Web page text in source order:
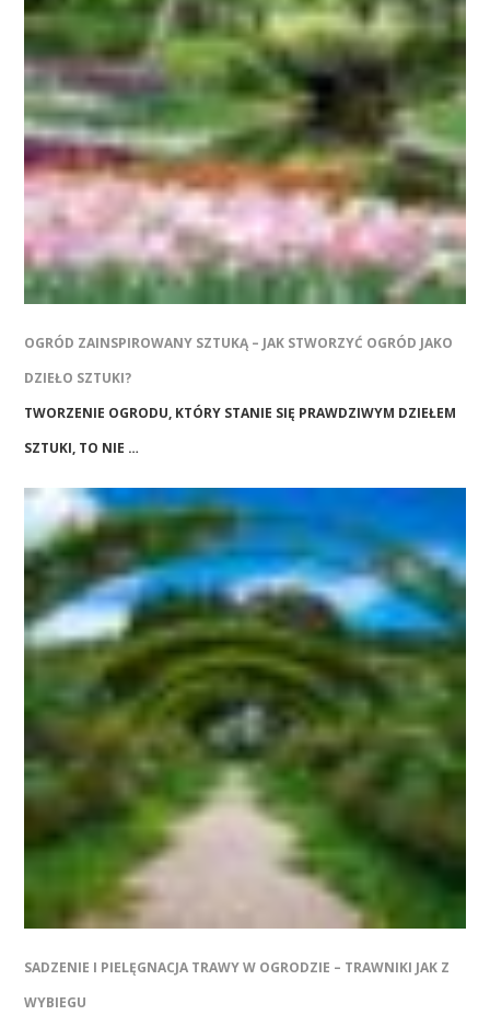
OGRÓD ZAINSPIROWANY SZTUKĄ – JAK STWORZYĆ OGRÓD JAKO
DZIEŁO SZTUKI?
TWORZENIE OGRODU, KTÓRY STANIE SIĘ PRAWDZIWYM DZIEŁEM
SZTUKI, TO NIE …
SADZENIE I PIELĘGNACJA TRAWY W OGRODZIE – TRAWNIKI JAK Z
WYBIEGU